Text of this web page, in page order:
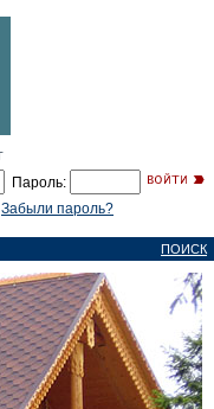
Пароль:
Забыли пароль?
ПОИСК